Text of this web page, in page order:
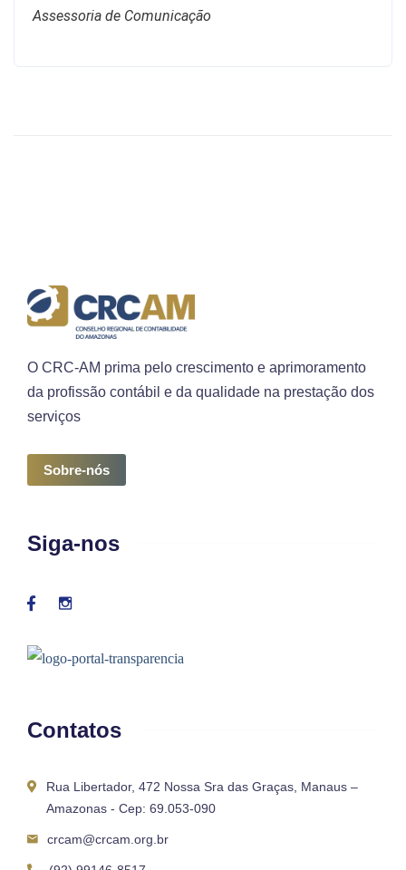
Assessoria de Comunicação
O CRC-AM prima pelo crescimento e aprimoramento
da profissão contábil e da qualidade na prestação dos
serviços
Sobre-nós
Siga-nos
Contatos
Rua Libertador, 472 Nossa Sra das Graças, Manaus –
Amazonas - Cep: 69.053-090
crcam@crcam.org.br